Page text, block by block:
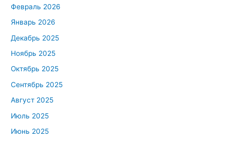
Февраль 2026
Январь 2026
Декабрь 2025
Ноябрь 2025
Октябрь 2025
Сентябрь 2025
Август 2025
Июль 2025
Июнь 2025